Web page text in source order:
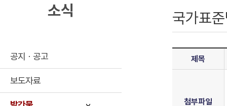
국가표
제목
첨부파일
소식
공지ㆍ공고
보도자료